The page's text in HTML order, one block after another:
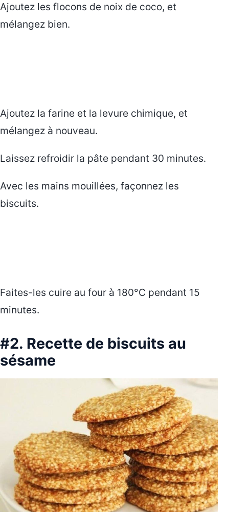
Ajoutez les flocons de noix de coco, et
mélangez bien.
Ajoutez la farine et la levure chimique, et
mélangez à nouveau.
Laissez refroidir la pâte pendant 30 minutes.
Avec les mains mouillées, façonnez les
biscuits.
Faites-les cuire au four à 180°C pendant 15
minutes.
#2. Recette de biscuits au
sésame